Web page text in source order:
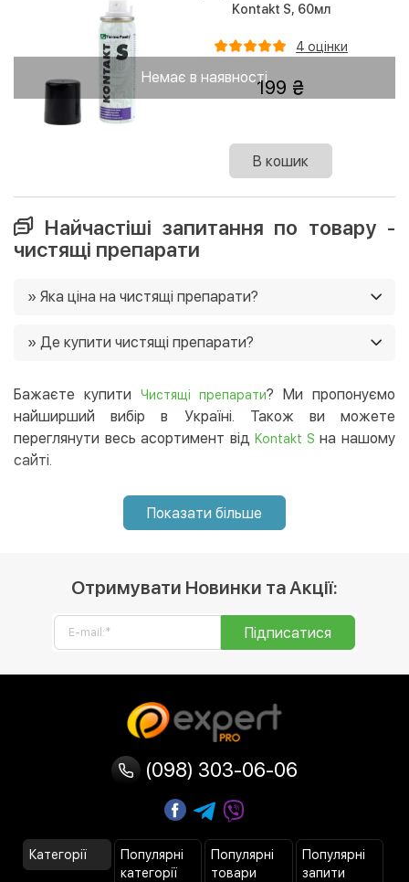
Немає в наявності
Kontakt S, 60мл
4 оцінки
199
В кошик
Найчастіші запитання по товару -
чистящі препарати
» Яка ціна на чистящі препарати?
грн. Ще у нас постійно діють акції, і часто є можливість
» Де купити чистящі препарати?
інтернет-магазині, і ми доставимо їх в будь-який
регіон України. 😉
Бажаєте купити Чистящі препарати? Ми пропонуємо
найширший вибір в Україні. Також ви можете
переглянути весь асортимент відKontakt S на нашому
сайті.
Показати більше
Отримувати Новинки та Акції:
Підписатися
(098) 303-06-06
Категорії
Популярні
категорії
Популярні
товари
Популярні
запити